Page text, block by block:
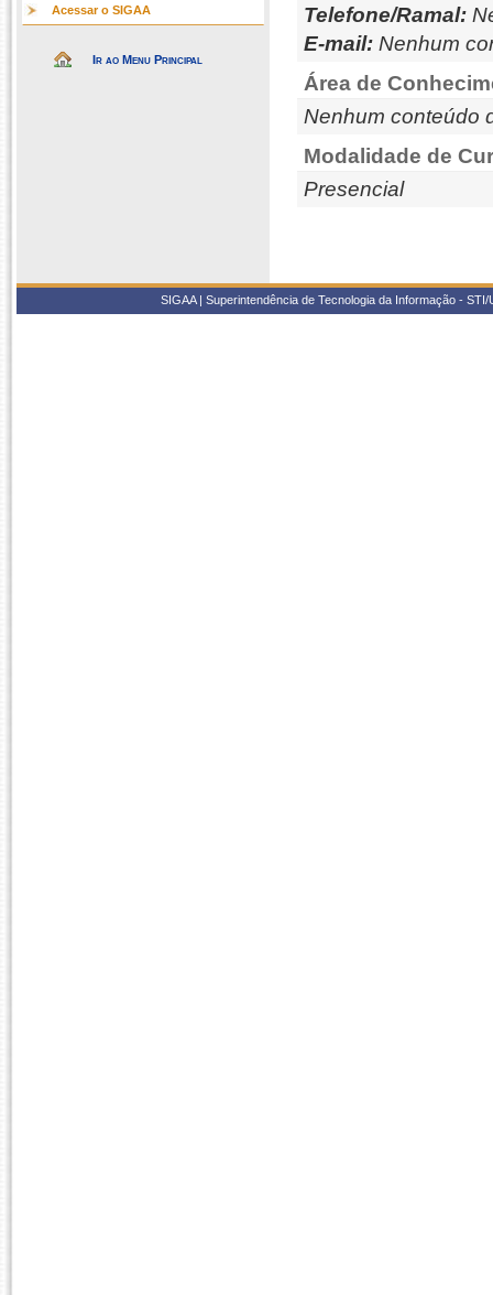
Acessar o SIGAA
Ir ao Menu Principal
Telefone/Ramal:
E-mail: Nenhum
Área de
Nenhum conteúdo
Modalidade de
Presencial
SIGAA | Superintendência de Tecnologia da Informação -